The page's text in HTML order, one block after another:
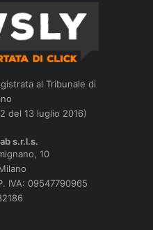
al Tribunale di
del 13 luglio 2016)
s.r.l.s.
10
IVA: 09547790965